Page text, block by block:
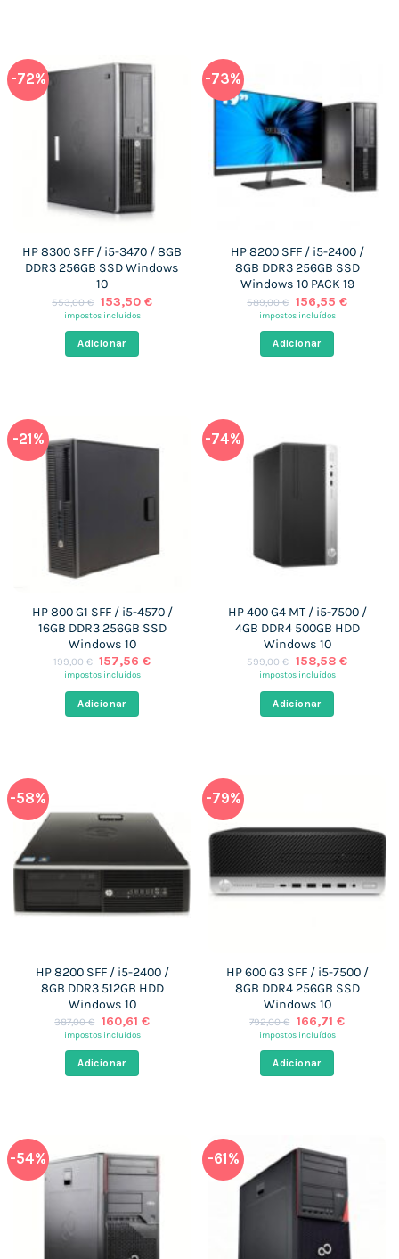
-72%
HP 8300 SFF / i5-3470 / 8GB
DDR3 256GB SSD Windows
10
553,00€ O
preço
era:
553,00 €.
153,50 €O
impostos incluídos
Adicionar
-73%
HP 8200 SFF / i5-2400 /
8GB DDR3 256GB SSD
Windows 10 PACK 19
589,00€ O
preço
era:
589,00 €.
156,55 €O
impostos incluídos
Adicionar
-21%
HP 800 G1 SFF / i5-4570 /
16GB DDR3 256GB SSD
Windows 10
199,00€ O
preço
era:
199,00 €.
157,56€O
impostos incluídos
Adicionar
-74%
HP 400 G4 MT / i5-7500 /
4GB DDR4 500GB HDD
Windows 10
599,00€ O
preço
era:
599,00 €.
158,58 €O
impostos incluídos
Adicionar
-58%
HP 8200 SFF / i5-2400 /
8GB DDR3 512GB HDD
Windows 10
387,00€ O
preço
era:
387,00 €.
160,61 €O
impostos incluídos
Adicionar
-79%
HP 600 G3 SFF / i5-7500 /
8GB DDR4 256GB SSD
Windows 10
792,00€ O
preço
era:
792,00 €.
166,71 €O
impostos incluídos
Adicionar
-54% -61%